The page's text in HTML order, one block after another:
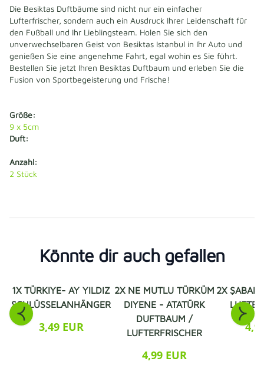
Die Besiktas Duftbäume sind nicht nur ein einfacher
Lufterfrischer, sondern auch ein Ausdruck Ihrer Leidenschaft für
den Fußball und Ihr Lieblingsteam. Holen Sie sich den
unverwechselbaren Geist von Besiktas Istanbul in Ihr Auto und
genießen Sie eine angenehme Fahrt, egal wohin es Sie führt.
Bestellen Sie jetzt Ihren Besiktas Duftbaum und erleben Sie die
Fusion von Sportbegeisterung und Frische!
Größe:
9 x 5cm
Duft:
Anzahl:
2 Stück
Könnte dir auch gefallen
1X TÜRKIYE- AY YILDIZ
SCHLÜSSELANHÄNGER
3,49 EUR
2X NE MUTLU TÜRKÜM
DIYENE - ATATÜRK
DUFTBAUM /
LUFTERFRISCHER
4,99 EUR
2X ŞABAN